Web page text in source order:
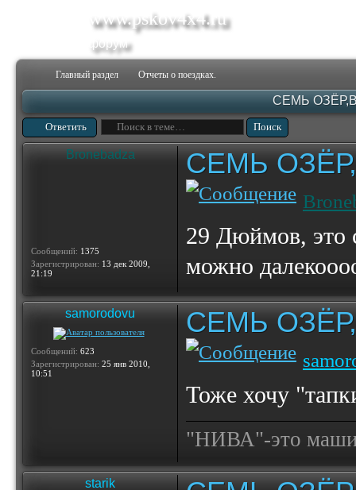
www.pskov4x4.ru
форум
Главный раздел Отчеты о поездках.
СЕМЬ
Ответить
Bronebadza
Сообщений: 1375
Зарегистрирован: 13 дек 2009,
21:19
СЕМЬ
29 Дюймов, это
можно
samorodovu
Сообщений: 623
Зарегистрирован: 25 янв 2010,
10:51
СЕМЬ
Тоже хочу
"НИВА"-это
starik